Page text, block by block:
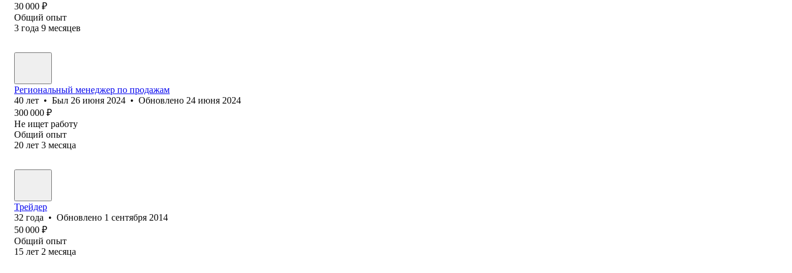
30 000 ₽
Общий опыт
3 года 9 месяцев
Региональный менеджер по продажам
40 лет • Был 26 июня 2024 • Обновлено 24 июня 2024
300 000 ₽
Не ищет работу
Общий опыт
20 лет 3 месяца
Трейдер
32 года • Обновлено 1 сентября 2014
50 000 ₽
Общий опыт
15 лет 2 месяца